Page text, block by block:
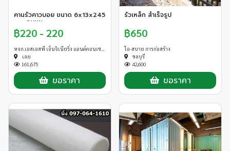
เรามีคนงาน เครื่องไม้เครื่องมือ เครื่องจักร ที่พร้อมสำหรับงานรื้อถอนทุกแบบ
ศักยภาพการทำงาน
1. สำรวจและประเมินราคา
2. มีอุปกรณ์และเครื่องมือ เครื่องจักร ที่ใช้ในการรื้อถอนให้มีประสิทธิภาพสูงทัน
สมัยและดีที่สุด
3. ดำเนินการเกี่ยวกับใบอนุญาตต่าง ๆ ทั่วประเทศ
รองรับความต้องการของลูกค้าให้เพียงพอ
5. ราคาเราพิสุจน์ได้ รายรับ - รายจ่ายอยู่ในจุดที่ลูกค้าพึงพอใจ
6. มีประกันภัย รับผิดชอบตามวงเงินที่เหมาะสม
คานรั้วคาวบอย ขนาด 6x13x245
cm. ลบมุม
฿220 - 220
เลย
161,675
ขอราคา
รั้วเหล็ก สำเร็จรูป
฿650
ไอ-สบาย การก่อสร้าง
ชลบุรี
42,600
ขอราคา